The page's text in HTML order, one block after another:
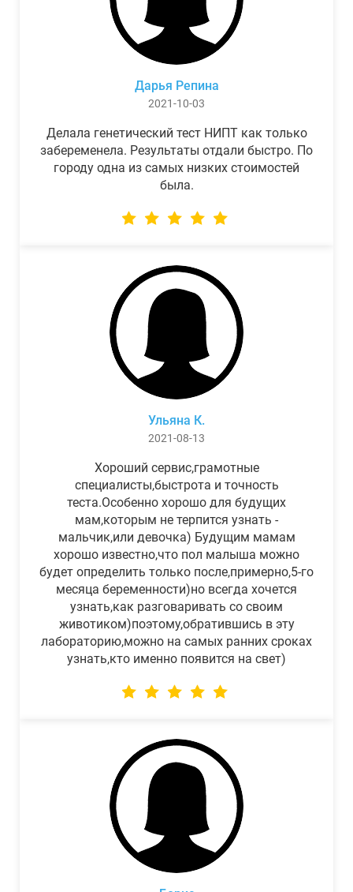
Дарья Репина
2021-10-03
Делала генетический тест НИПТ как только
забеременела. Результаты отдали быстро. По
городу одна из самых низких стоимостей
была.
Ульяна К.
2021-08-13
Хороший сервис,грамотные
специалисты,быстрота и точность
теста.Особенно хорошо для будущих
мам,которым не терпится узнать -
мальчик,или девочка) Будущим мамам
хорошо известно,что пол малыша можно
будет определить только после,примерно,5-го
месяца беременности)но всегда хочется
узнать,как разговаривать со своим
животиком)поэтому,обратившись в эту
лабораторию,можно на самых ранних сроках
узнать,кто именно появится на свет)